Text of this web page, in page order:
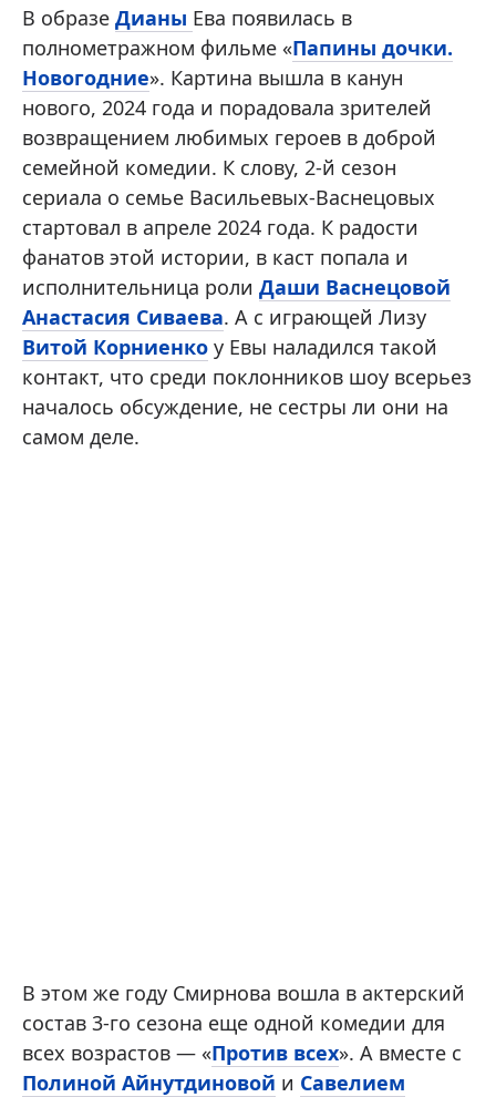
В образе Дианы Ева появилась в
полнометражном фильме «Папины дочки.
Новогодние». Картина вышла в канун
нового, 2024 года и порадовала зрителей
возвращением любимых героев в доброй
семейной комедии. К слову, 2-й сезон
сериала о семье Васильевых-Васнецовых
стартовал в апреле 2024 года. К радости
фанатов этой истории, в каст попала и
исполнительница роли Даши Васнецовой
Анастасия Сиваева. А с играющей Лизу
Витой Корниенко у Евы наладился такой
контакт, что среди поклонников шоу всерьез
началось обсуждение, не сестры ли они на
самом деле.
В этом же году Смирнова вошла в актерский
состав 3-го сезона еще одной комедии для
всех возрастов — «Против всех». А вместе с
Полиной Айнутдиновой и Савелием